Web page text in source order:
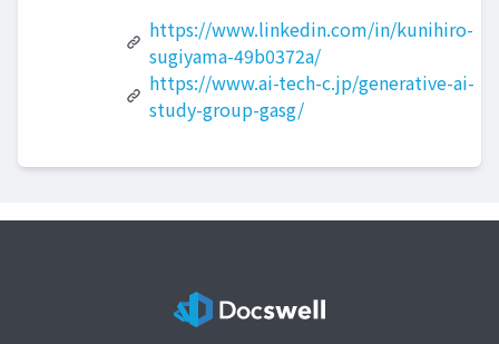
https://www.linkedin.com/in/kunihiro-
sugiyama-49b0372a/
https://www.ai-tech-c.jp/generative-ai-
study-group-gasg/